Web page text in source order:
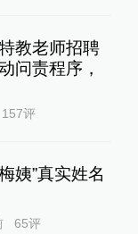
教老师招聘
问责程序，
157评
姨”真实姓名
65评